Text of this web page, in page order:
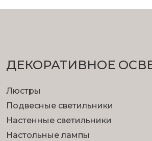
ДЕКОРАТИВНОЕ
Люстры
Подвесные светильники
Настенные светильники
Настольные лампы